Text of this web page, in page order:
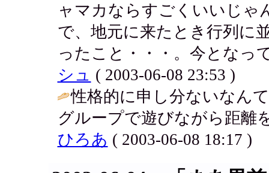
ャマカならすごくいいじゃ
で、地元に来たとき行列に
ったこと・・・。今となっ
シュ ( 2003-06-08 23:53 )
性格的に申し分ないなん
グループで遊びながら距離
ひろあ ( 2003-06-08 18:17 )